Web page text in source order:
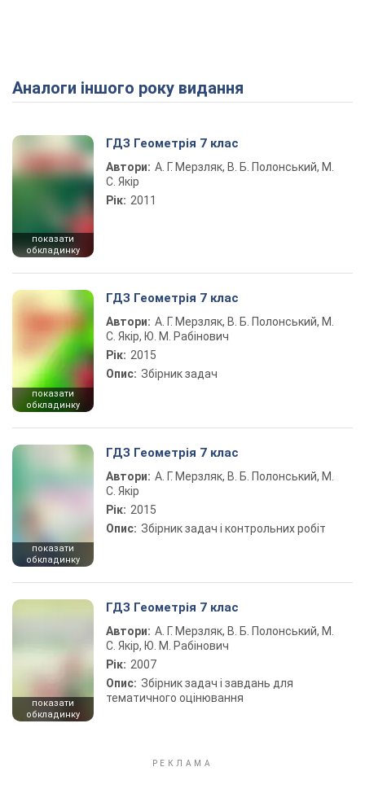
Play Video
Аналоги іншого року видання
показати
обкладинку
ГДЗ Геометрія 7 клас
Автори: А. Г. Мерзляк, В. Б. Полонський, М.
С. Якір
Рік: 2011
показати
обкладинку
ГДЗ Геометрія 7 клас
Автори: А. Г. Мерзляк, В. Б. Полонський, М.
С. Якір, Ю. М. Рабінович
Рік: 2015
Опис: Збірник задач
показати
обкладинку
ГДЗ Геометрія 7 клас
Автори: А. Г. Мерзляк, В. Б. Полонський, М.
С. Якір
Рік: 2015
Опис: Збірник задач і контрольних робіт
показати
обкладинку
ГДЗ Геометрія 7 клас
Автори: А. Г. Мерзляк, В. Б. Полонський, М.
С. Якір, Ю. М. Рабінович
Рік: 2007
Опис: Збірник задач і завдань для
тематичного оцінювання